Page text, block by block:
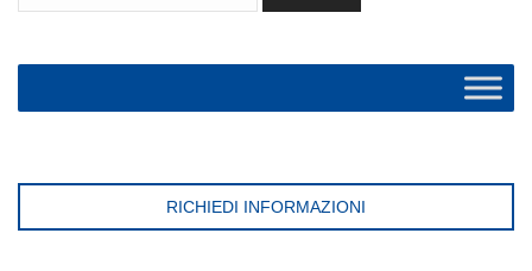
RICHIEDI INFORMAZIONI